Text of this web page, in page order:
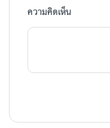
ความคิดเห็น